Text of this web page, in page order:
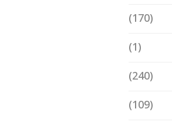
(170)
(1)
(240)
(109)